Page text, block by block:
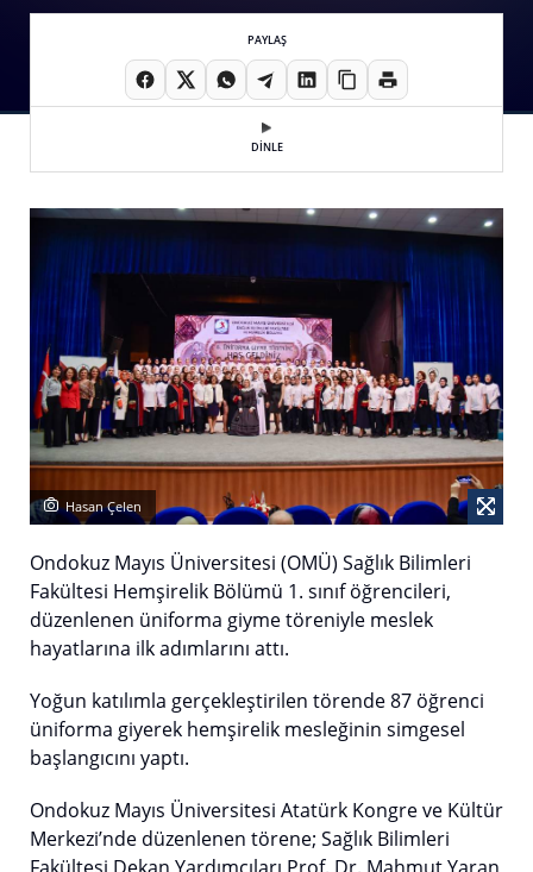
PAYLAŞ
DİNLE
Hasan Çelen
Ondokuz Mayıs Üniversitesi (OMÜ) Sağlık Bilimleri
Fakültesi Hemşirelik Bölümü 1. sınıf öğrencileri,
düzenlenen üniforma giyme töreniyle meslek
hayatlarına ilk adımlarını attı.
Yoğun katılımla gerçekleştirilen törende 87 öğrenci
üniforma giyerek hemşirelik mesleğinin simgesel
başlangıcını yaptı.
Ondokuz Mayıs Üniversitesi Atatürk Kongre ve Kültür
Merkezi’nde düzenlenen törene; Sağlık Bilimleri